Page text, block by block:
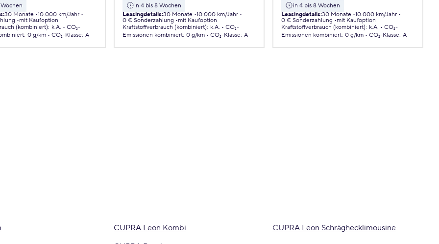
:30 Monate 10.000 km/Jahr
mit Kaufoption
(kombiniert): k.A.
CO₂-
: 0 g/km CO₂-Klasse: A
in 4 bis 8 Wochen
Leasingdetails:30 Monate 10.000 km/Jahr
0 € Sonderzahlung
mit Kaufoption
Kraftstoffverbrauch (kombiniert): k.A.
CO₂-
Emissionen kombiniert: 0 g/km CO₂-Klasse: A
in 4 bis 8 Wochen
Leasingdetails:30 Monate 10.000 km/Jahr
0 € Sonderzahlung
mit Kaufoption
Kraftstoffverbrauch (kombiniert): k.A.
CO₂-
Emissionen kombiniert: 0 g/km CO₂-Klasse: A
CUPRA Leon Kombi
CUPRA Leon Schräghecklimousine